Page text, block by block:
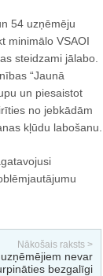
54 uzņēmēju
minimālo VSAOI
steidzami jālabo.
“Jaunā
un piesaistot
no jebkādām
kļūdu labošanu.
Nākošais raksts >
nevar
bezgalīgi